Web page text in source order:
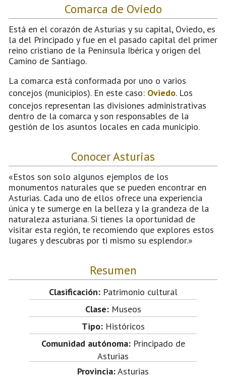
Comarca de Oviedo
Está en el corazón de Asturias y su capital, Oviedo, es
la del Principado y fue en el pasado capital del primer
reino cristiano de la Península Ibérica y origen del
Camino de Santiago.
La comarca está conformada por uno o varios
concejos (municipios). En este caso: Oviedo. Los
concejos representan las divisiones administrativas
dentro de la comarca y son responsables de la
gestión de los asuntos locales en cada municipio.
Conocer Asturias
«Estos son solo algunos ejemplos de los
monumentos naturales que se pueden encontrar en
Asturias. Cada uno de ellos ofrece una experiencia
única y te sumerge en la belleza y la grandeza de la
naturaleza asturiana. Si tienes la oportunidad de
visitar esta región, te recomiendo que explores estos
lugares y descubras por ti mismo su esplendor.»
Resumen
Clasificación:Patrimonio cultural
Clase:Museos
Tipo:Históricos
Comunidad autónoma:Principado de
Asturias
Provincia:Asturias